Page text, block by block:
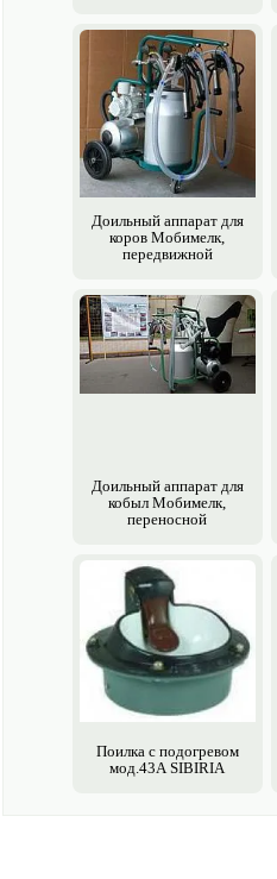
Доильный аппарат для
коров Мобимелк,
передвижной
Доильный аппарат для
кобыл Мобимелк,
переносной
Поилка с подогревом
мод.43А SIBIRIA